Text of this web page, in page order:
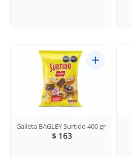
Galleta BAGLEY Surtido 400 gr
$ 163